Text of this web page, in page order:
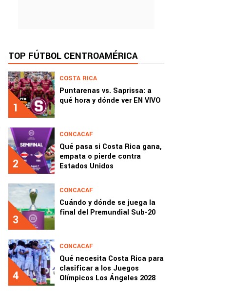
TOP FÚTBOL CENTROAMÉRICA
1
COSTA RICA
Puntarenas vs. Saprissa: a
qué hora y dónde ver EN VIVO
2
CONCACAF
Qué pasa si Costa Rica gana,
empata o pierde contra
Estados Unidos
3
CONCACAF
Cuándo y dónde se juega la
final del Premundial Sub-20
4
CONCACAF
Qué necesita Costa Rica para
clasificar a los Juegos
Olímpicos Los Ángeles 2028